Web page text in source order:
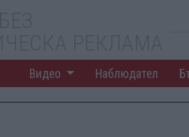
Видео Наблюдател